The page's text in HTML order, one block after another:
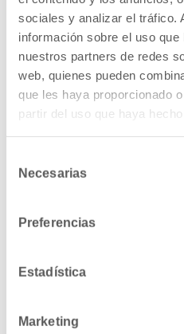
sociales y analizar el tráfico.
información sobre el uso
nuestros partners de redes
web, quienes pueden
que les haya proporcionado
partir del uso que haya
Necesarias
Preferencias
Estadística
Marketing